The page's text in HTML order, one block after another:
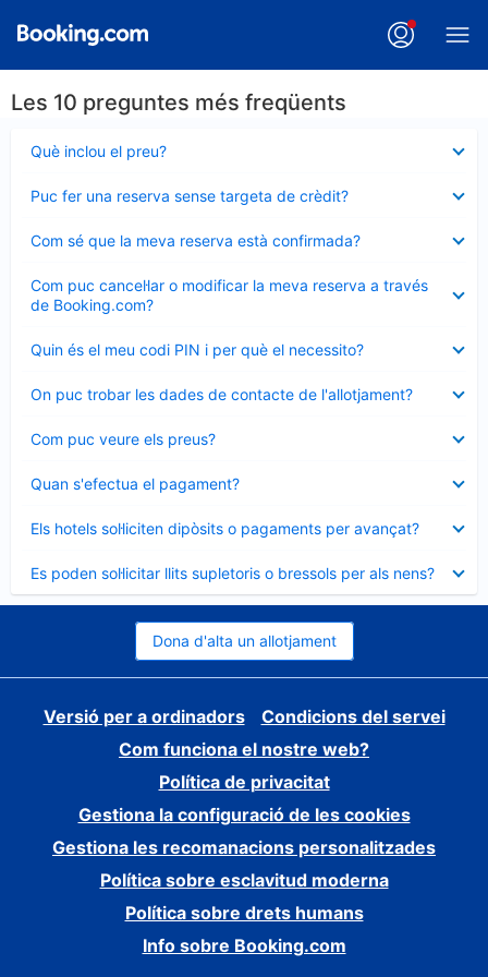
Les 10 preguntes més freqüents
Què inclou el preu?
tancat
Puc fer una reserva sense targeta de crèdit?
tancat
Com sé que la meva reserva està confirmada?
tancat
Com puc cancel·lar o modificar la meva reserva a través
de Booking.com?
tancat
Quin és el meu codi PIN i per què el necessito?
tancat
On puc trobar les dades de contacte de l'allotjament?
tancat
Com puc veure els preus?
tancat
Quan s'efectua el pagament?
tancat
Els hotels sol·liciten dipòsits o pagaments per avançat?
tancat
Es poden sol·licitar llits supletoris o bressols per als nens?
tancat
Dona d'alta un allotjament
Versió per a ordinadors
Condicions del servei
Com funciona el nostre web?
Política de privacitat
Gestiona la configuració de les cookies
Gestiona les recomanacions personalitzades
Política sobre esclavitud moderna
Política sobre drets humans
Info sobre Booking.com